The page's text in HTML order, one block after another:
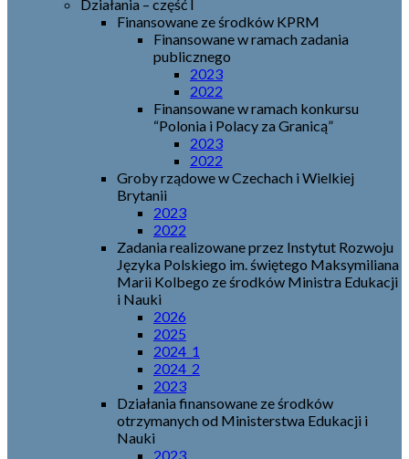
Działania – część I
Finansowane ze środków KPRM
Finansowane w ramach zadania
publicznego
2023
2022
Finansowane w ramach konkursu
“Polonia i Polacy za Granicą”
2023
2022
Groby rządowe w Czechach i Wielkiej
Brytanii
2023
2022
Zadania realizowane przez Instytut Rozwoju
Języka Polskiego im. świętego Maksymiliana
Marii Kolbego ze środków Ministra Edukacji
i Nauki
2026
2025
2024_1
2024_2
2023
Działania finansowane ze środków
otrzymanych od Ministerstwa Edukacji i
Nauki
2023